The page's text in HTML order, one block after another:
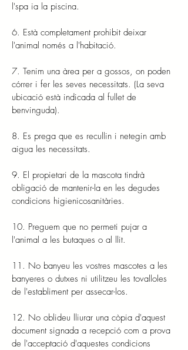
l'spa ia la piscina.
6. Està completament prohibit deixar
l'animal només a l'habitació.
7. Tenim una àrea per a gossos, on poden
córrer i fer les seves necessitats. (La seva
ubicació està indicada al fullet de
benvinguda).
8. Es prega que es recullin i netegin amb
aigua les necessitats.
9. El propietari de la mascota tindrà
obligació de mantenir-la en les degudes
condicions higienicosanitàries.
10. Preguem que no permeti pujar a
l'animal a les butaques o al llit.
11. No banyeu les vostres mascotes a les
banyeres o dutxes ni utilitzeu les tovalloles
de l'establiment per assecar-los.
12. No oblideu lliurar una còpia d'aquest
document signada a recepció com a prova
de l'acceptació d'aquestes condicions